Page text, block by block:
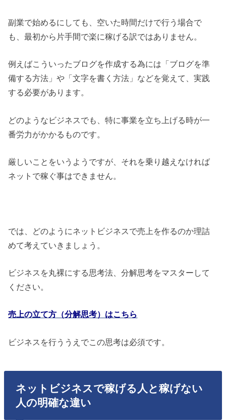
副業で始めるにしても、空いた時間だけで行う場合で
も、最初から片手間で楽に稼げる訳ではありません。
例えばこういったブログを作成する為には「ブログを準
備する方法」や「文字を書く方法」などを覚えて、実践
する必要があります。
どのようなビジネスでも、特に事業を立ち上げる時が一
番労力がかかるものです。
厳しいことをいうようですが、それを乗り越えなければ
ネットで稼ぐ事はできません。
では、どのようにネットビジネスで売上を作るのか理詰
めて考えていきましょう。
ビジネスを丸裸にする思考法、分解思考をマスターして
ください。
売上の立て方（分解思考）はこちら
ビジネスを行ううえでこの思考は必須です。
ネットビジネスで稼げる人と稼げない
人の明確な違い